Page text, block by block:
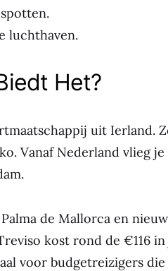
luchthaven.
Het?
uit Ierland.
Vanaf Nederland vlieg je
de Mallorca en
kost rond de €116
voor budgetreizigers die